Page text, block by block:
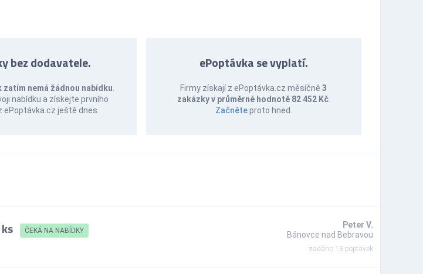
bez dodavatele.
zatím nemá žádnou nabídku
nabídku a získejte prvního
ePoptávka.cz ještě dnes.
ePoptávka se vyplatí.
Firmy získají z ePoptávka.cz měsíčně3
zakázky v průměrné hodnotě 82 452 Kč.
Začněteproto hned.
ČEKÁ NA NABÍDKY
Peter V.
Bánovce nad Bebravou
zadáno 13 poptávek